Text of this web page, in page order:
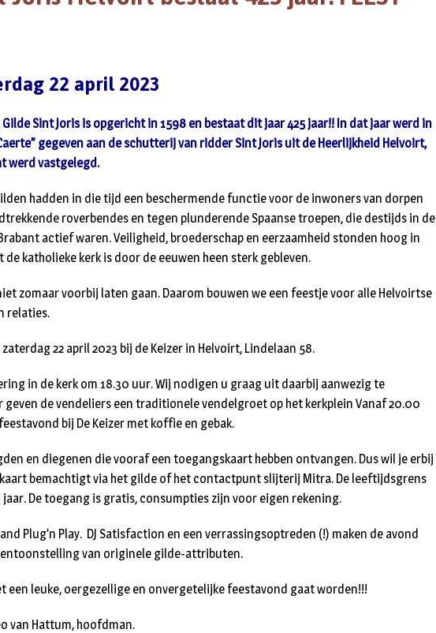
22 april 2023
Gilde Sint Joris is opgericht in 1598 en bestaat dit jaar 425 jaar!! In dat jaar werd in
gegeven aan de schutterij van ridder Sint Joris uit de Heerlijkheid Helvoirt,
werd vastgelegd.
hadden in die tijd een beschermende functie voor de inwoners van dorpen
roverbendes en tegen plunderende Spaanse troepen, die destijds in de
actief waren. Veiligheid, broederschap en eerzaamheid stonden hoog in
de katholieke kerk is door de eeuwen heen sterk gebleven.
zomaar voorbij laten gaan. Daarom bouwen we een feestje voor alle Helvoirtse
relaties.
22 april 2023 bij de Keizer in Helvoirt, Lindelaan 58.
in de kerk om 18.30 uur. Wij nodigen u graag uit daarbij aanwezig te
geven de vendeliers een traditionele vendelgroet op het kerkplein Vanaf 20.00
bij De Keizer met koffie en gebak.
en diegenen die vooraf een toegangskaart hebben ontvangen. Dus wil je erbij
bemachtigt via het gilde of het contactpunt slijterij Mitra. De leeftijdsgrens
jaar. De toegang is gratis, consumpties zijn voor eigen rekening.
Plug’n Play. DJ Satisfaction en een verrassingsoptreden (!) maken de avond
van originele gilde-attributen.
een leuke, oergezellige en onvergetelijke feestavond gaat worden!!!
van Hattum, hoofdman.